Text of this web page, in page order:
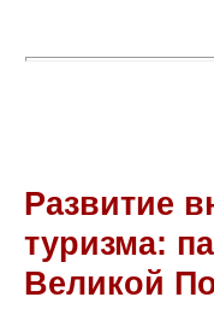
Развитие
туризма:
Великой